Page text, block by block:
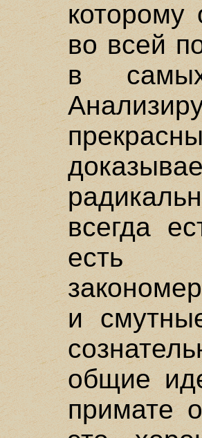
которому
во всей
в
всегда
есть
и
общие
примате